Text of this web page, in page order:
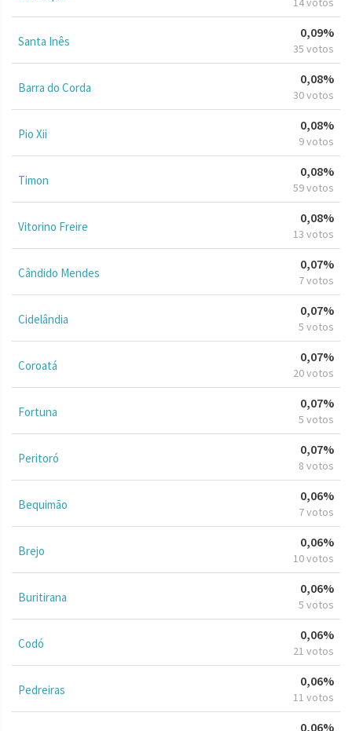
Santa Inês
0,09%
35 votos
Barra do Corda
0,08%
30 votos
Pio Xii
0,08%
9 votos
Timon
0,08%
59 votos
Vitorino Freire
0,08%
13 votos
Cândido Mendes
0,07%
7 votos
Cidelândia
0,07%
5 votos
Coroatá
0,07%
20 votos
Fortuna
0,07%
5 votos
Peritoró
0,07%
8 votos
Bequimão
0,06%
7 votos
Brejo
0,06%
10 votos
Buritirana
0,06%
5 votos
Codó
0,06%
21 votos
Pedreiras
0,06%
11 votos
0,06%